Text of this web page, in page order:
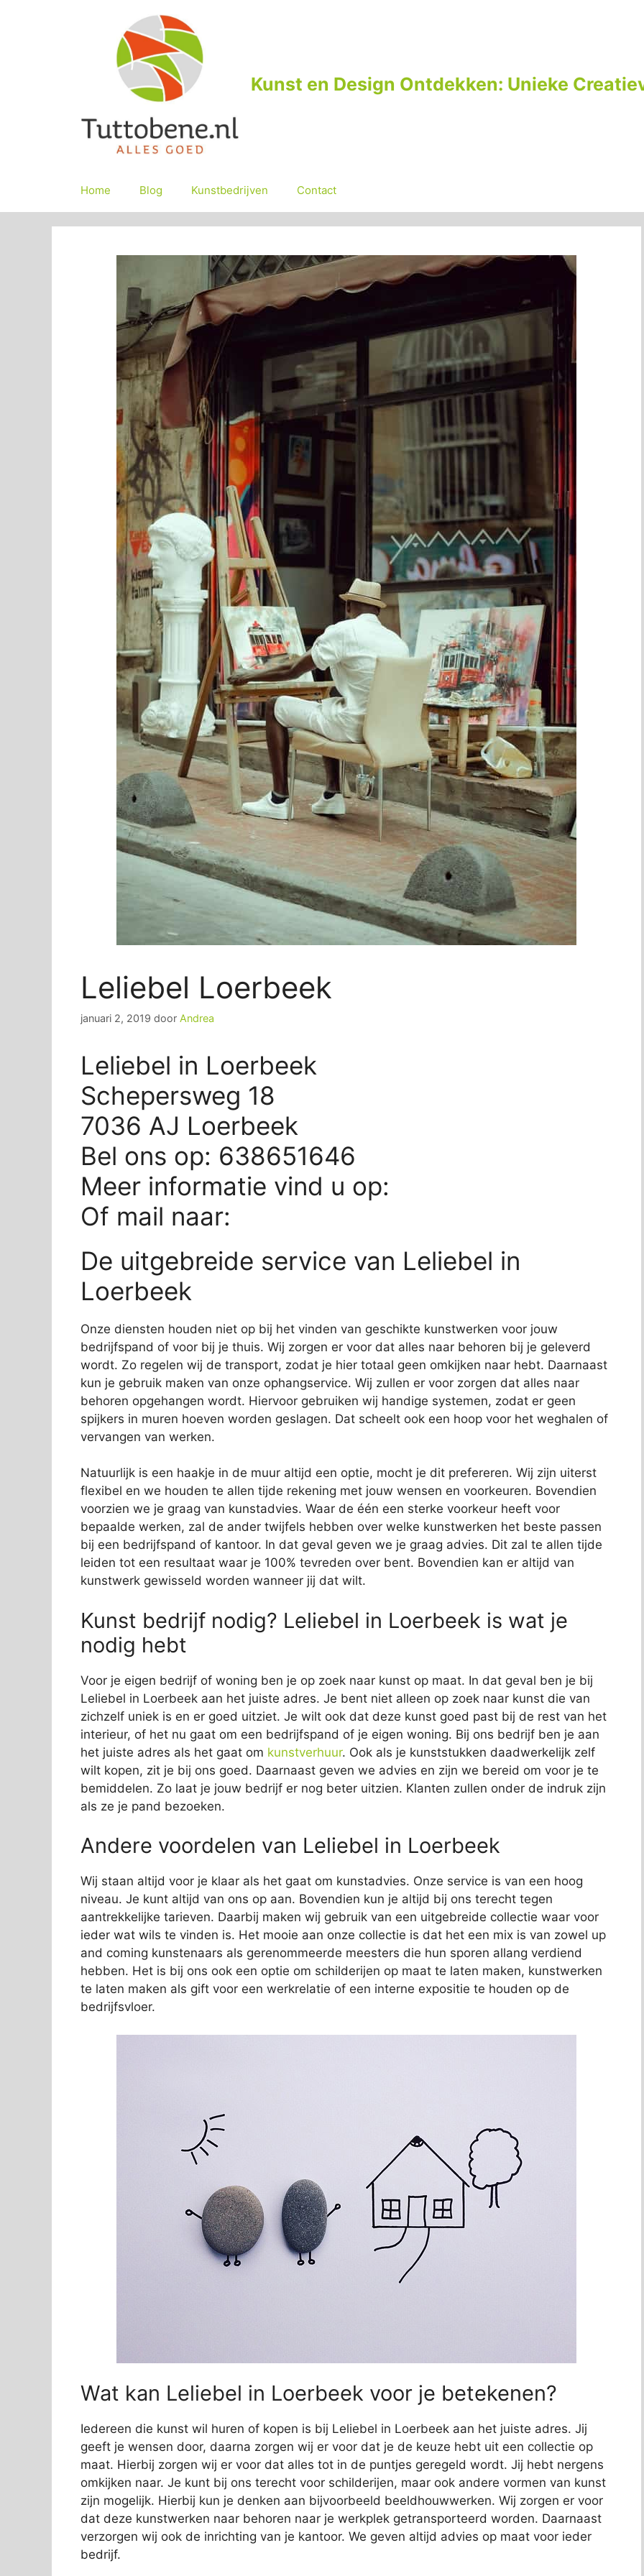
Kunst en Design Ontdekken: Unieke
Home Blog Kunstbedrijven Contact
Leliebel Loerbeek
januari 2, 2019 door Andrea
Leliebel in Loerbeek
Schepersweg 18
7036 AJ Loerbeek
Bel ons op: 638651646
Meer informatie vind u op:
Of mail naar:
De uitgebreide service van Leliebel in
Loerbeek
Onze diensten houden niet op bij het vinden van geschikte kunstwerken voor jouw
bedrijfspand of voor bij je thuis. Wij zorgen er voor dat alles naar behoren bij je geleverd
wordt. Zo regelen wij de transport, zodat je hier totaal geen omkijken naar hebt. Daarnaast
kun je gebruik maken van onze ophangservice. Wij zullen er voor zorgen dat alles naar
behoren opgehangen wordt. Hiervoor gebruiken wij handige systemen, zodat er geen
spijkers in muren hoeven worden geslagen. Dat scheelt ook een hoop voor het weghalen of
vervangen van werken.
Natuurlijk is een haakje in de muur altijd een optie, mocht je dit prefereren. Wij zijn uiterst
flexibel en we houden te allen tijde rekening met jouw wensen en voorkeuren. Bovendien
voorzien we je graag van kunstadvies. Waar de één een sterke voorkeur heeft voor
bepaalde werken, zal de ander twijfels hebben over welke kunstwerken het beste passen
bij een bedrijfspand of kantoor. In dat geval geven we je graag advies. Dit zal te allen tijde
leiden tot een resultaat waar je 100% tevreden over bent. Bovendien kan er altijd van
kunstwerk gewisseld worden wanneer jij dat wilt.
Kunst bedrijf nodig? Leliebel in Loerbeek is wat je
nodig hebt
Voor je eigen bedrijf of woning ben je op zoek naar kunst op maat. In dat geval ben je bij
Leliebel in Loerbeek aan het juiste adres. Je bent niet alleen op zoek naar kunst die van
zichzelf uniek is en er goed uitziet. Je wilt ook dat deze kunst goed past bij de rest van het
interieur, of het nu gaat om een bedrijfspand of je eigen woning. Bij ons bedrijf ben je aan
het juiste adres als het gaat om kunstverhuur. Ook als je kunststukken daadwerkelijk zelf
wilt kopen, zit je bij ons goed. Daarnaast geven we advies en zijn we bereid om voor je te
bemiddelen. Zo laat je jouw bedrijf er nog beter uitzien. Klanten zullen onder de indruk zijn
als ze je pand bezoeken.
Andere voordelen van Leliebel in Loerbeek
Wij staan altijd voor je klaar als het gaat om kunstadvies. Onze service is van een hoog
niveau. Je kunt altijd van ons op aan. Bovendien kun je altijd bij ons terecht tegen
aantrekkelijke tarieven. Daarbij maken wij gebruik van een uitgebreide collectie waar voor
ieder wat wils te vinden is. Het mooie aan onze collectie is dat het een mix is van zowel up
and coming kunstenaars als gerenommeerde meesters die hun sporen allang verdiend
hebben. Het is bij ons ook een optie om schilderijen op maat te laten maken, kunstwerken
te laten maken als gift voor een werkrelatie of een interne expositie te houden op de
bedrijfsvloer.
Wat kan Leliebel in Loerbeek voor je betekenen?
Iedereen die kunst wil huren of kopen is bij Leliebel in Loerbeek aan het juiste adres. Jij
geeft je wensen door, daarna zorgen wij er voor dat je de keuze hebt uit een collectie op
maat. Hierbij zorgen wij er voor dat alles tot in de puntjes geregeld wordt. Jij hebt nergens
omkijken naar. Je kunt bij ons terecht voor schilderijen, maar ook andere vormen van kunst
zijn mogelijk. Hierbij kun je denken aan bijvoorbeeld beeldhouwwerken. Wij zorgen er voor
dat deze kunstwerken naar behoren naar je werkplek getransporteerd worden. Daarnaast
verzorgen wij ook de inrichting van je kantoor. We geven altijd advies op maat voor ieder
bedrijf.